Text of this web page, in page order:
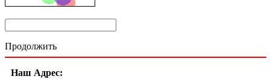
Продолжить
Наш Адрес: